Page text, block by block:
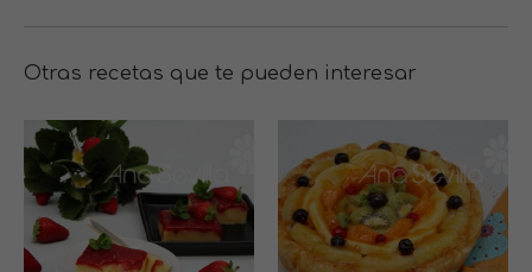
Otras recetas que te pueden interesar